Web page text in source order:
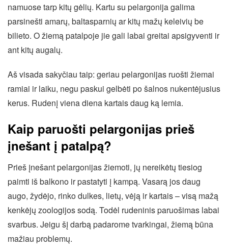
namuose tarp kitų gėlių. Kartu su pelargonija galima
parsinešti amarų, baltasparnių ar kitų mažų keleivių be
bilieto. O žiemą patalpoje jie gali labai greitai apsigyventi ir
ant kitų augalų.
Aš visada sakyčiau taip: geriau pelargonijas ruošti žiemai
ramiai ir laiku, negu paskui gelbėti po šalnos nukentėjusius
kerus. Rudenį viena diena kartais daug ką lemia.
Kaip paruošti pelargonijas prieš
įnešant į patalpą?
Prieš įnešant pelargonijas žiemoti, jų nereikėtų tiesiog
paimti iš balkono ir pastatyti į kampą. Vasarą jos daug
augo, žydėjo, rinko dulkes, lietų, vėją ir kartais – visą mažą
kenkėjų zoologijos sodą. Todėl rudeninis paruošimas labai
svarbus. Jeigu šį darbą padarome tvarkingai, žiemą būna
mažiau problemų.